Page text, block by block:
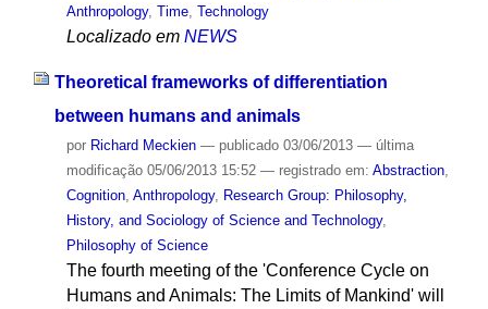
Anthropology, Time, Technology
Localizado em NEWS
Theoretical frameworks of differentiation
between humans and animals
por Richard Meckien — publicado03/06/2013 — última
modificação05/06/2013 15:52 — registrado em: Abstraction,
Cognition, Anthropology, Research Group: Philosophy,
History, and Sociology of Science and Technology,
Philosophy of Science
The fourth meeting of the 'Conference Cycle on
Humans and Animals: The Limits of Mankind' will